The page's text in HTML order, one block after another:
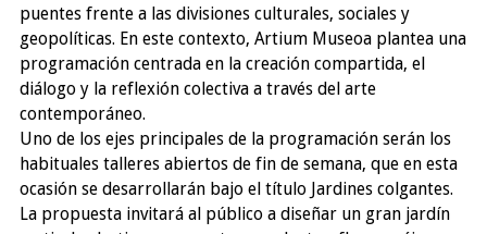
puentes frente a las divisiones culturales, sociales y
geopolíticas. En este contexto, Artium Museoa plantea una
programación centrada en la creación compartida, el
diálogo y la reflexión colectiva a través del arte
contemporáneo.
Uno de los ejes principales de la programación serán los
habituales talleres abiertos de fin de semana, que en esta
ocasión se desarrollarán bajo el título Jardines colgantes.
La propuesta invitará al público a diseñar un gran jardín